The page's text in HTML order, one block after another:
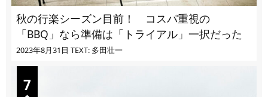
秋の行楽シーズン目前！ コスパ重視の
「BBQ」なら準備は「トライアル」一択だった
2023年8月31日 TEXT: 多田壮一